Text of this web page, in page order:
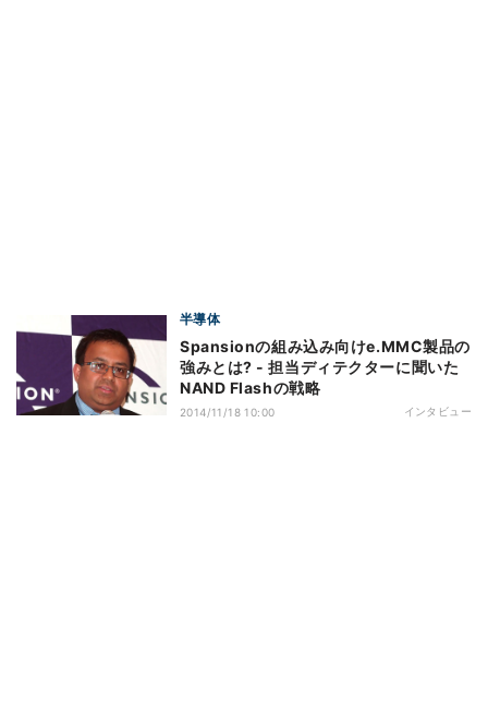
半導体
Spansionの組み込み向けe.MMC製品の
強みとは? - 担当ディテクターに聞いた
NAND Flashの戦略
2014/11/18 10:00 インタビュー